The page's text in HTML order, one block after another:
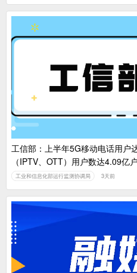
工信部：上半年5G移动电话用户
（IPTV、OTT）用户数达4.09亿户
工业和信息化部运行监测协调局 3天前